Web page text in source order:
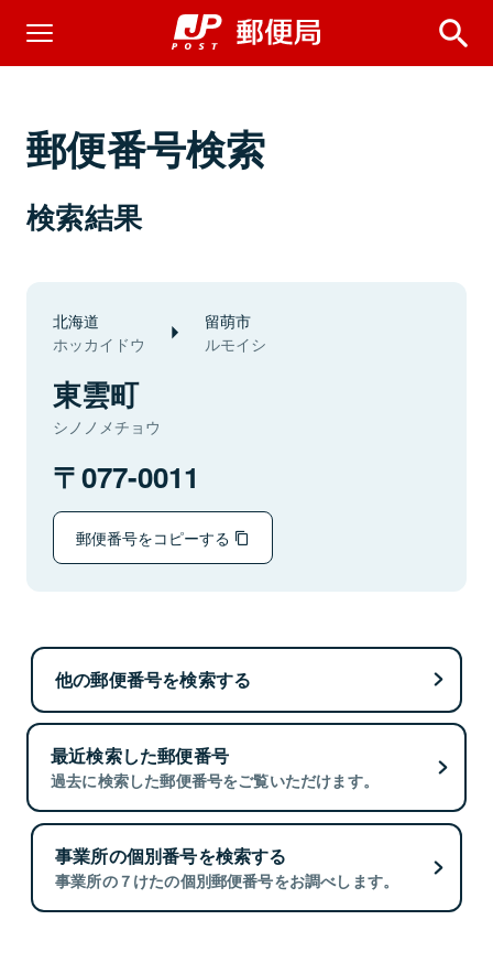
郵便番号検索
検索結果
北海道
ホッカイドウ
留萌市
ルモイシ
東雲町
シノノメチョウ
077-0011
郵便番号をコピーする
他の郵便番号を検索する
最近検索した郵便番号
過去に検索した郵便番号をご覧いただけます。
事業所の個別番号を検索する
事業所の７けたの個別郵便番号をお調べします。